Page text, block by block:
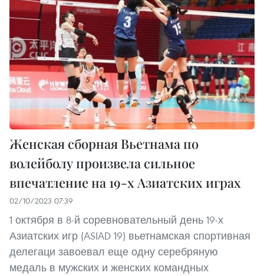
Женская сборная Вьетнама по
волейболу произвела сильное
впечатление на 19-х Азиатских играх
02/10/2023 07:39
1 октября в 8-й соревновательный день 19-х
Азиатских игр (ASIAD 19) вьетнамская спортивная
делегаци завоевал еще одну серебряную
медаль в мужских и женских командных